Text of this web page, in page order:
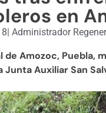
en
Administrador
Amozoc, Puebla,
Auxiliar San